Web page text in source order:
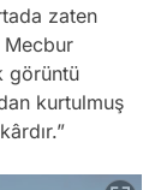
zaten
görüntü
kurtulmuş